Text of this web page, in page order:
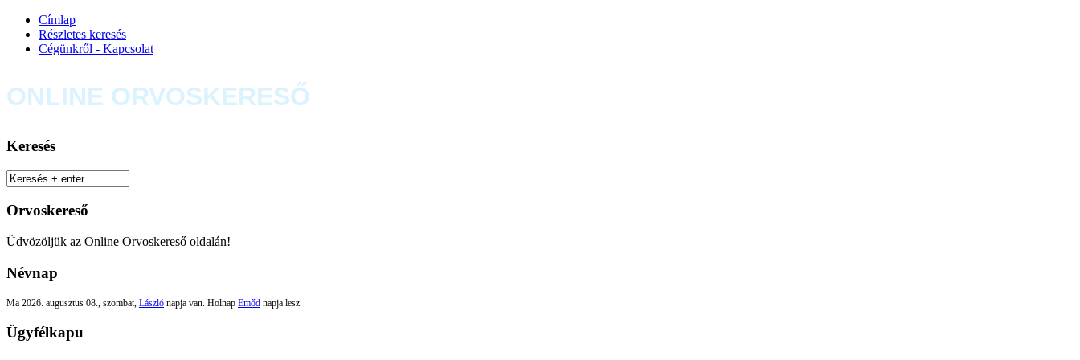
Címlap
Részletes keresés
Cégünkről - Kapcsolat
ONLINE ORVOSKERESŐ
Keresés
Orvoskereső
Üdvözöljük az Online Orvoskereső oldalán!
Névnap
Ma 2026. augusztus 08., szombat, László napja van. Holnap Emőd napja lesz.
Ügyfélkapu